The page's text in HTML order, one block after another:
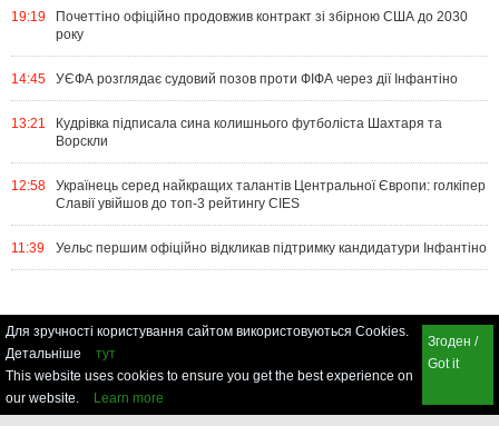
19:19
Почеттіно офіційно продовжив контракт зі збірною США до 2030
року
14:45 УЄФА розглядає судовий позов проти ФІФА через дії Інфантіно
13:21
Кудрівка підписала сина колишнього футболіста Шахтаря та
Ворскли
12:58
Українець серед найкращих талантів Центральної Європи: голкіпер
Славії увійшов до топ-3 рейтингу CIES
11:39 Уельс першим офіційно відкликав підтримку кандидатури Інфантіно
Для зручності користування сайтом використовуються Cookies.
Детальніше
тут
This website uses cookies to ensure you get the best experience on
our website.
Learn more
Згоден /
Got it